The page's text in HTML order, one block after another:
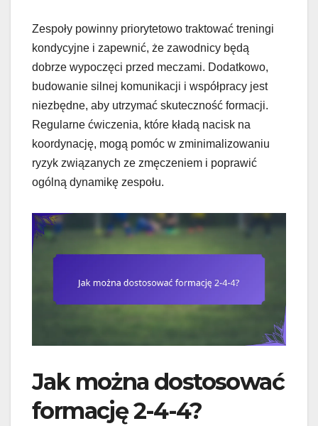
Zespoły powinny priorytetowo traktować treningi
kondycyjne i zapewnić, że zawodnicy będą
dobrze wypoczęci przed meczami. Dodatkowo,
budowanie silnej komunikacji i współpracy jest
niezbędne, aby utrzymać skuteczność formacji.
Regularne ćwiczenia, które kładą nacisk na
koordynację, mogą pomóc w zminimalizowaniu
ryzyk związanych ze zmęczeniem i poprawić
ogólną dynamikę zespołu.
Jak można dostosować
formację 2-4-4?